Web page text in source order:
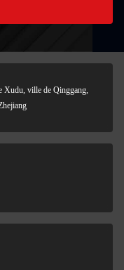
Xudu, ville de Qinggang,